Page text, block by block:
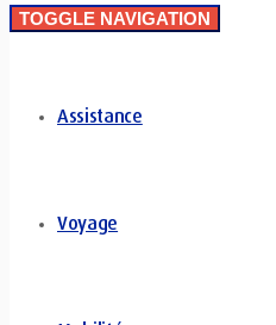
TOGGLE NAVIGATION
Assistance
Voyage